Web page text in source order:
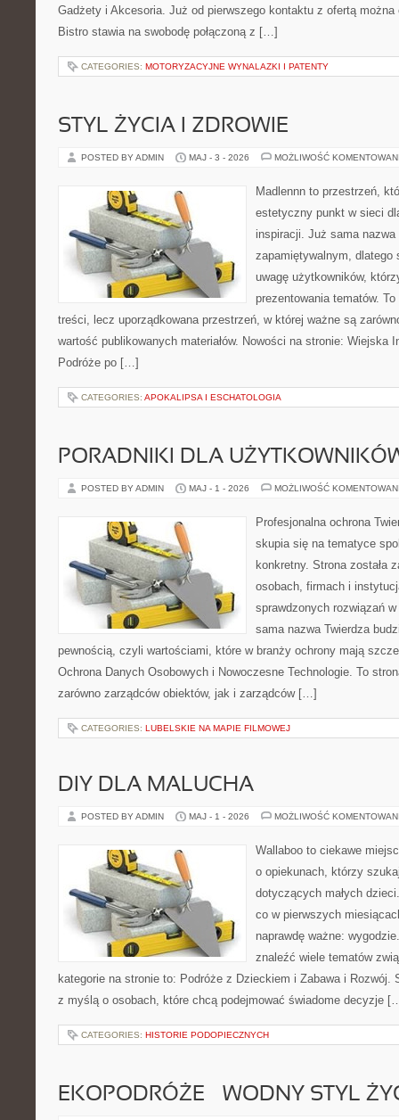
Gadżety i Akcesoria. Już od pierwszego kontaktu z ofertą
Bistro stawia na swobodę połączoną z […]
CATEGORIES: MOTORYZACYJNE WYNALAZKI I PATENTY
STYL ŻYCIA I ZDROWIE
POSTED BY ADMIN MAJ - 3 - 2026 MOŻLIWOŚĆ
Madlennn to przestrzeń,
estetyczny punkt w sieci
inspiracji. Już sama
zapamiętywalnym, dlatego
uwagę użytkowników,
prezentowania tematów.
treści, lecz uporządkowana przestrzeń, w której ważne są
wartość publikowanych materiałów. Nowości na stronie: Wiejska
Podróże po […]
CATEGORIES: APOKALIPSA I ESCHATOLOGIA
PORADNIKI DLA
POSTED BY ADMIN MAJ - 1 - 2026 MOŻLIWOŚĆ
Profesjonalna ochrona
skupia się na tematyce
konkretny. Strona została
osobach, firmach i
sprawdzonych rozwiązań
sama nazwa Twierdza
pewnością, czyli wartościami, które w branży ochrony mają
Ochrona Danych Osobowych i Nowoczesne Technologie. To
zarówno zarządców obiektów, jak i zarządców […]
CATEGORIES: LUBELSKIE NA MAPIE FILMOWEJ
DIY DLA MALUCHA
POSTED BY ADMIN MAJ - 1 - 2026 MOŻLIWOŚĆ
Wallaboo to ciekawe
o opiekunach, którzy
dotyczących małych
co w pierwszych
naprawdę ważne:
znaleźć wiele tematów
kategorie na stronie to: Podróże z Dzieckiem i Zabawa i Rozwój.
z myślą o osobach, które chcą podejmować świadome decyzje
CATEGORIES: HISTORIE PODOPIECZNYCH
EKOPODRÓŻE – WODNY STYL